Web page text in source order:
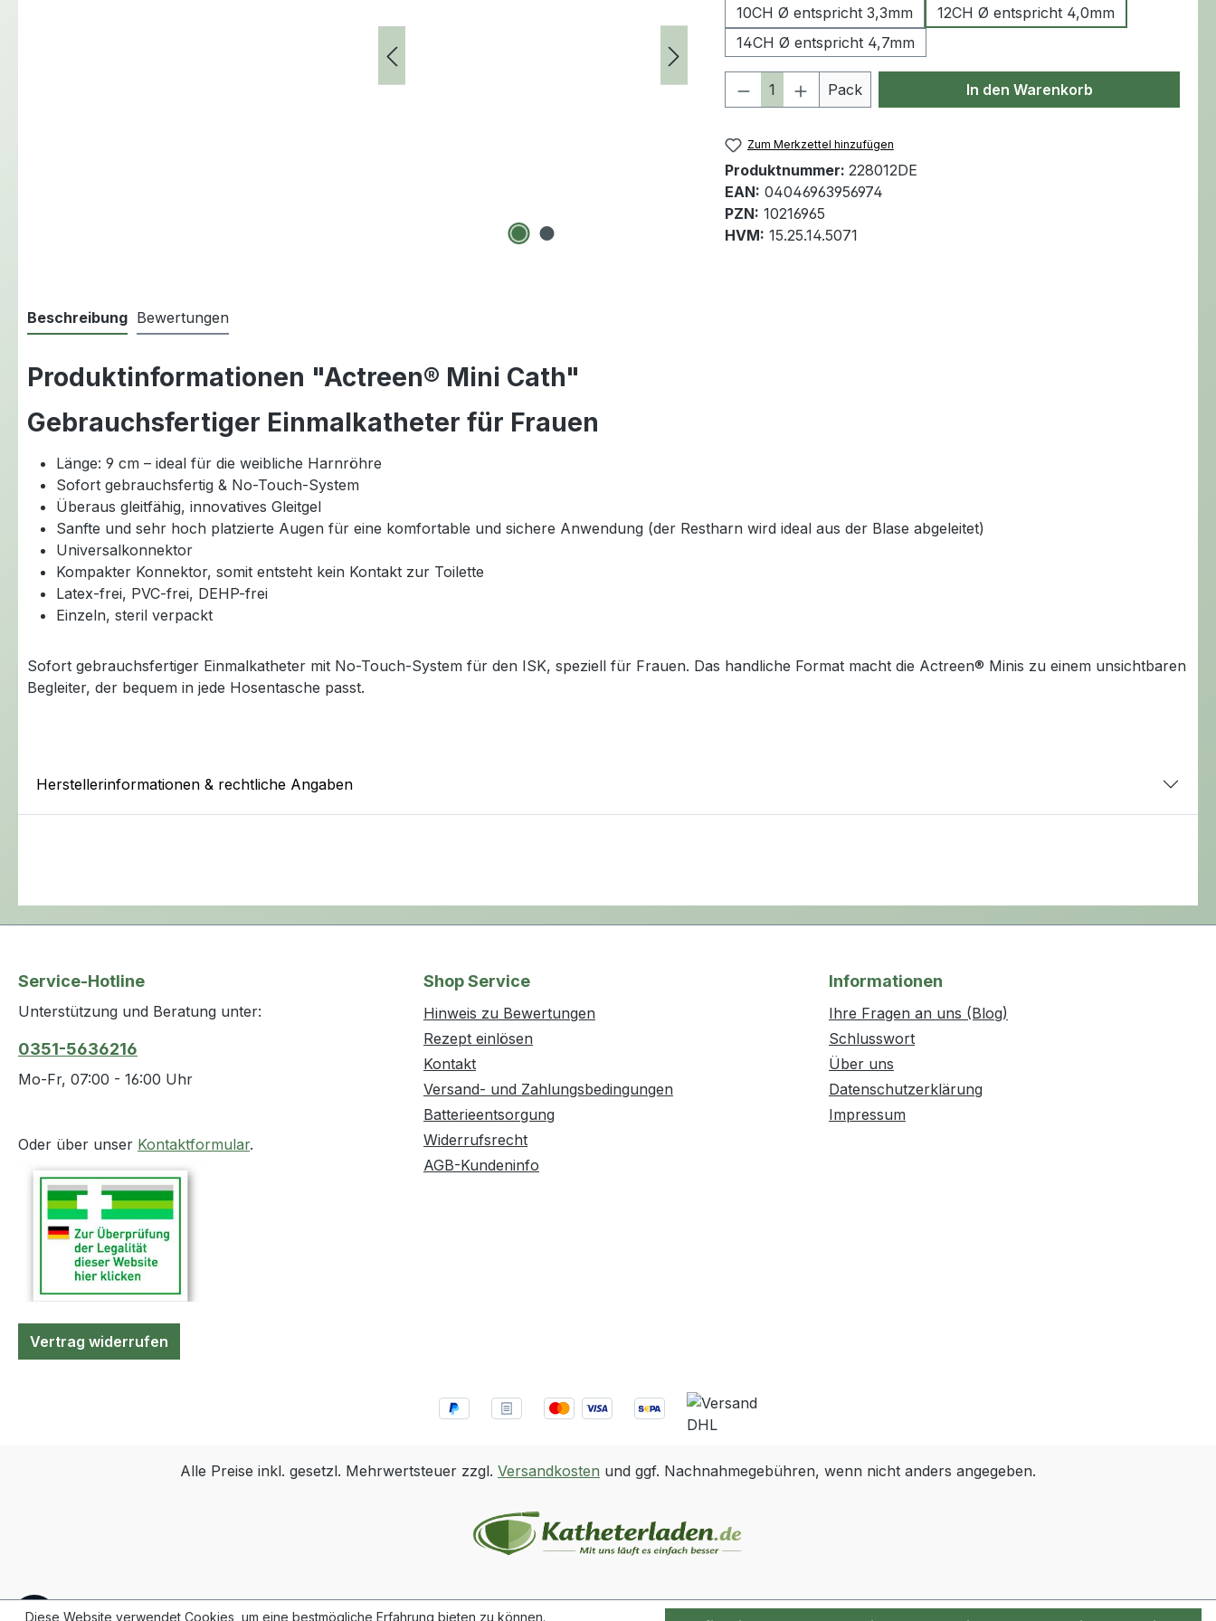
10CH Ø entspricht 3,3mm
12CH Ø entspricht 4,0mm
14CH Ø entspricht 4,7mm
Produkt Anzahl: Gib den gewünschten Wert
Pack In den Warenkorb
Zum Merkzettel hinzufügen
Produktnummer: 228012DE
EAN: 04046963956974
PZN: 10216965
HVM: 15.25.14.5071
Beschreibung Bewertungen
Produktinformationen "Actreen® Mini Cath"
Gebrauchsfertiger Einmalkatheter für Frauen
Länge: 9 cm – ideal für die weibliche Harnröhre
Sofort gebrauchsfertig & No-Touch-System
Überaus gleitfähig, innovatives Gleitgel
Sanfte und sehr hoch platzierte Augen für eine komfortable und sichere Anwendung (der Restharn wird ideal aus der Blase abgeleitet)
Universalkonnektor
Kompakter Konnektor, somit entsteht kein Kontakt zur Toilette
Latex-frei, PVC-frei, DEHP-frei
Einzeln, steril verpackt
Sofort gebrauchsfertiger Einmalkatheter mit No-Touch-System für den ISK, speziell für Frauen. Das handliche Format macht die Actreen® Minis zu einem unsichtbaren
Begleiter, der bequem in jede Hosentasche passt.
Herstellerinformationen & rechtliche Angaben
Service-Hotline
Unterstützung und Beratung unter:
0351-5636216
Mo-Fr, 07:00 - 16:00 Uhr
Oder über unser Kontaktformular.
Vertrag widerrufen
Shop Service
Hinweis zu Bewertungen
Rezept einlösen
Kontakt
Versand- und Zahlungsbedingungen
Batterieentsorgung
Widerrufsrecht
AGB-Kundeninfo
Informationen
Ihre Fragen an uns (Blog)
Schlusswort
Über uns
Datenschutzerklärung
Impressum
Alle Preise inkl. gesetzl. Mehrwertsteuer zzgl. Versandkosten und ggf. Nachnahmegebühren, wenn nicht anders angegeben.
Werkzeugleiste anzeigen
Diese Website verwendet Cookies, um eine bestmögliche Erfahrung bieten zu können.